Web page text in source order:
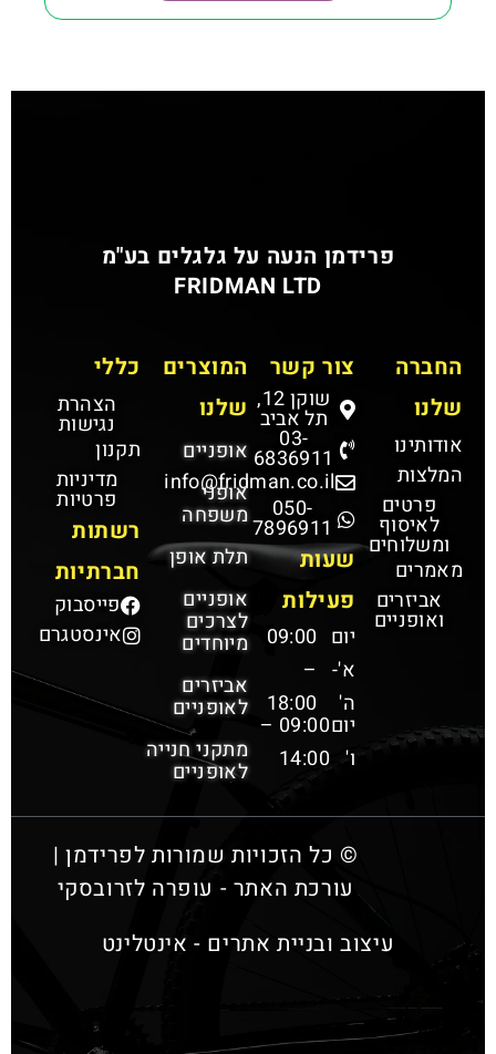
פרידמן הנעה על גלגלים בע"מ
FRIDMAN LTD
החברה
שלנו
אודותינו
המלצות
פרטים
לאיסוף
ומשלוחים
מאמרים
אביזרים
ואופניים
צור קשר
שוקן 12,
תל אביב
03-
6836911
info@fridman.co.il
050-
7896911
שעות
פעילות
יום
א'-
ה'
09:00
–
18:00
יום
ו'
09:00 –
14:00
המוצרים
שלנו
אופניים
אופני
משפחה
תלת אופן
אופניים
לצרכים
מיוחדים
אביזרים
לאופניים
מתקני חנייה
לאופניים
כללי
הצהרת
נגישות
תקנון
מדיניות
פרטיות
רשתות
חברתיות
פייסבוק
אינסטגרם
© כל הזכויות שמורות לפרידמן |
עורכת האתר - עופרה לזרובסקי
עיצוב ובניית אתרים - אינטלינט